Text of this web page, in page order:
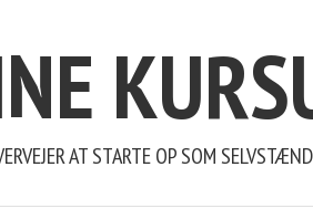
AT STARTE OP SOM